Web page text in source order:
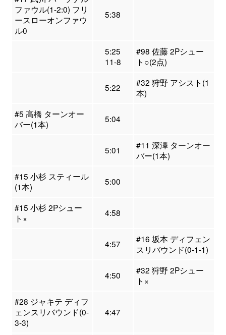
ファウル(1-2:0) フリ
ースローオンファウ
ル0
5:38
5:25
11-8
#98 佐藤 2Pシュー
ト○(2点)
5:22
#32 狩野 アシスト(1
本)
#5 高橋 ターンオー
バー(1本)
5:04
5:01
#11 深澤 ターンオー
バー(1本)
#15 小杉 スティール
(1本)
5:00
#15 小杉 2Pシュー
ト×
4:58
4:57
#16 坂本 ディフェン
スリバウンド(0-1-1)
4:50
#32 狩野 2Pシュー
ト×
#28 ジャキテ ディフ
ェンスリバウンド(0-
3-3)
4:47